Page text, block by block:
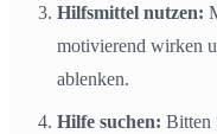
Hilfsmittel nutzen:
motivierend wirken
ablenken.
Hilfe suchen: Bitten